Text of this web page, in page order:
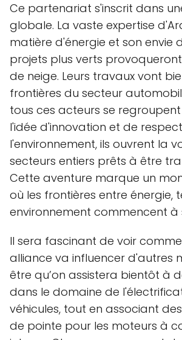
Ce partenariat s'inscrit dans
globale. La vaste expertise
matière d'énergie et son envie
projets plus verts
de neige. Leurs travaux vont
frontières du secteur
tous ces acteurs se
l'idée d'innovation et de
l'environnement, ils ouvrent la
secteurs entiers prêts à être
Cette aventure marque un
où les frontières entre énergie,
environnement commencent à
Il sera fascinant de voir
alliance va influencer d'autres
être qu’on assistera bientôt à
dans le domaine de
véhicules, tout en associant
de pointe pour les moteurs à